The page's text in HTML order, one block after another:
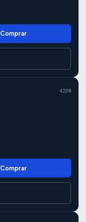
Comprar
4208
Comprar